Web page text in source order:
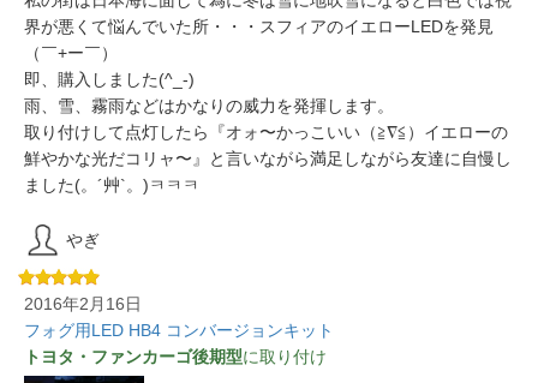
界が悪くて悩んでいた所・・・スフィアのイエローLEDを発見
（￣+ー￣）
即、購入しました(^_-)
雨、雪、霧雨などはかなりの威力を発揮します。
取り付けして点灯したら『オォ〜かっこいい（≧∇≦）イエローの
鮮やかな光だコリャ〜』と言いながら満足しながら友達に自慢し
ました(。´艸`。)ㅋㅋㅋ
やぎ
2016年2月16日
フォグ用LED HB4 コンバージョンキット
トヨタ・ファンカーゴ後期型に取り付け